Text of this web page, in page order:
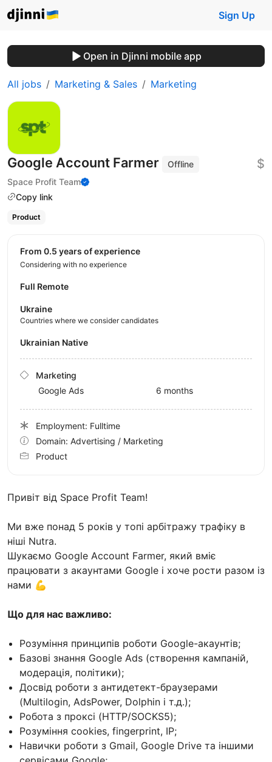
Sign Up
Open in Djinni mobile app
All jobs Marketing & Sales Marketing
Google Account Farmer
Offline
Space Profit Team
Copy link
$
Product
Привіт від Space Profit Team!
Ми вже понад 5 років у топі арбітражу трафіку в
ніші Nutra.
Шукаємо Google Account Farmer, який вміє
працювати з акаунтами Google і хоче рости разом із
нами 💪
Що для нас важливо:
Розуміння принципів роботи Google-акаунтів;
Базові знання Google Ads (створення кампаній,
модерація, політики);
Досвід роботи з антидетект-браузерами
(Multilogin, AdsPower, Dolphin і т.д.);
Робота з проксі (HTTP/SOCKS5);
Розуміння cookies, fingerprint, IP;
Навички роботи з Gmail, Google Drive та іншими
from 0.5 years of experience
Considering with no experience
Full Remote
Ukraine
Countries where we consider candidates
Ukrainian Native
Marketing
Google Ads
6 months
Employment: Fulltime
Domain: Advertising / Marketing
Product